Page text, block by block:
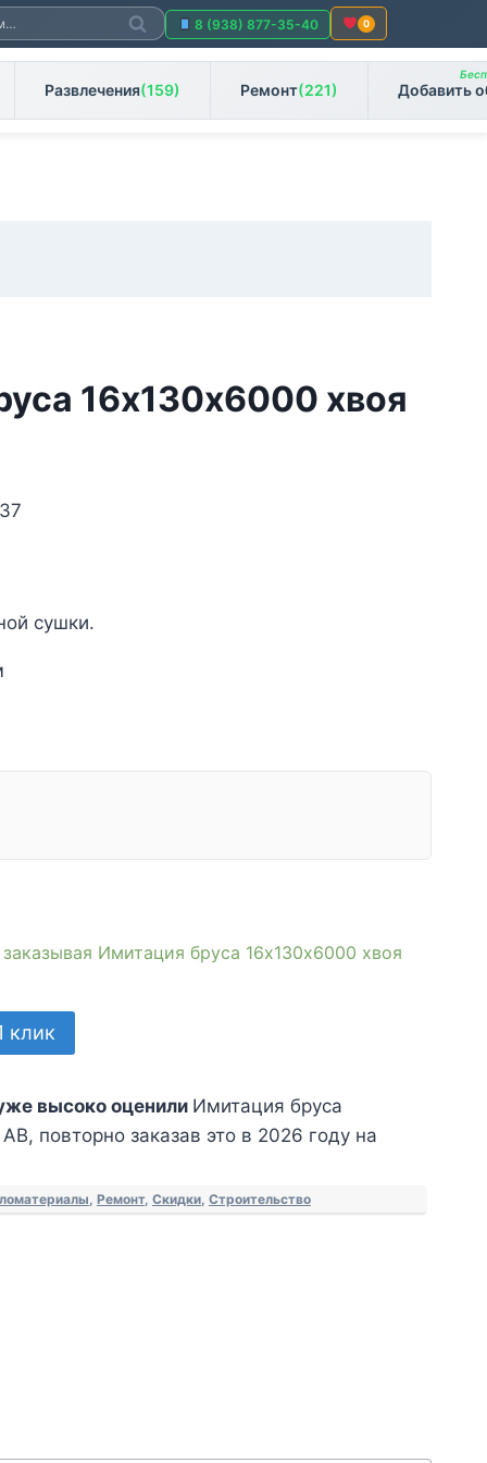
Поиск
8 (938) 877-35-40 0
Развлечения(159) Ремонт(221) Добавить
16х130х6000 хвоя
сушки.
Имитация бруса 16х130х6000 хвоя
клик
высоко оценили Имитация бруса
повторно заказав это в 2026 году на
Ремонт, Скидки, Строительство